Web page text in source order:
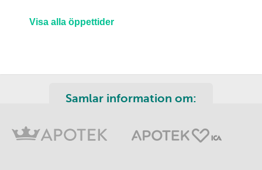
Visa alla öppettider
Samlar information om: